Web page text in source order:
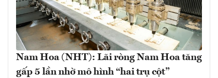
Nam Hoa (NHT): Lãi ròng Nam Hoa tăng
gấp 5 lần nhờ mô hình “hai trụ cột”